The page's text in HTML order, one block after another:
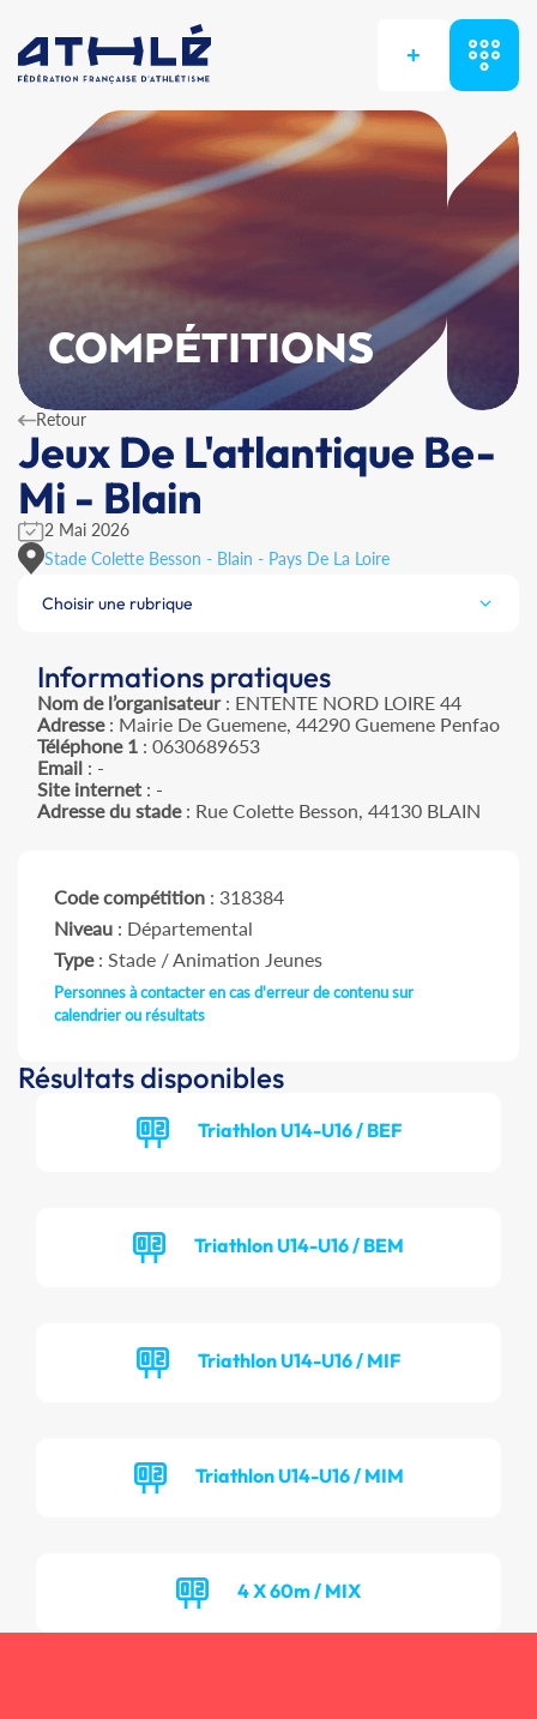
+
COMPÉTITIONS
Retour
Jeux De L'atlantique Be-
Mi - Blain
2 Mai 2026
Stade Colette Besson - Blain - Pays De La Loire
Choisir une rubrique
Informations pratiques
Nom de l’organisateur: ENTENTE NORD LOIRE 44
Adresse: Mairie De Guemene, 44290 Guemene Penfao
Téléphone 1 : 0630689653
Email : -
Site internet : -
Adresse du stade: Rue Colette Besson, 44130 BLAIN
Code compétition : 318384
Niveau : Départemental
Type: Stade / Animation Jeunes
Personnes à contacter en cas d'erreur de contenu sur
calendrier ou résultats
Résultats disponibles
Triathlon U14-U16 / BEF
Triathlon U14-U16 / BEM
Triathlon U14-U16 / MIF
Triathlon U14-U16 / MIM
4 X 60m / MIX